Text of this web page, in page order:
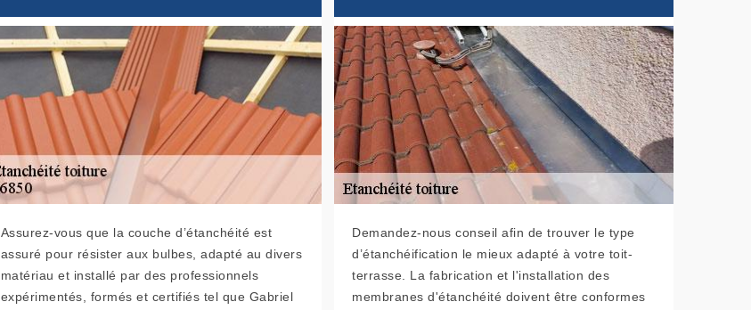
Assurez-vous que la couche d’étanchéité est
assuré pour résister aux bulbes, adapté au divers
matériau et installé par des professionnels
expérimentés, formés et certifiés tel que Gabriel
Demandez-nous conseil afin de trouver le type
d’étanchéification le mieux adapté à votre toit-
terrasse. La fabrication et l'installation des
membranes d'étanchéité doivent être conformes